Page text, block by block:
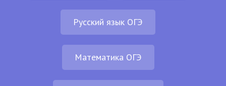
Русский язык ОГЭ
Математика ОГЭ